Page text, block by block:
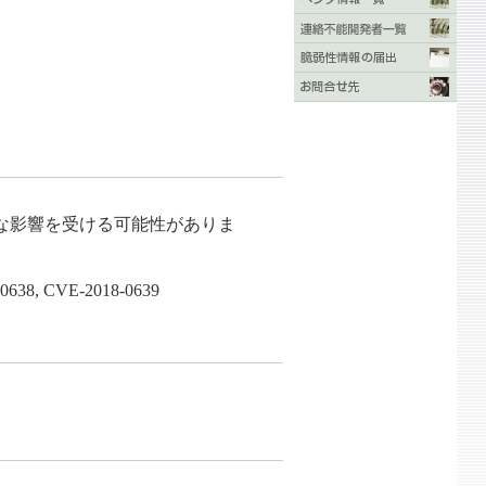
響を受ける可能性がありま
CVE-2018-0639